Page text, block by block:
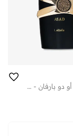
أسد فور مين أو دو بارفان - 100 مل